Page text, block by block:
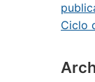
Ciclo